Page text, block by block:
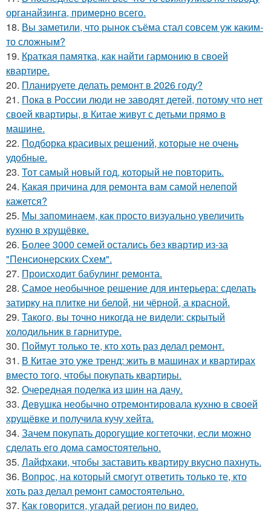
органайзинга, примерно всего.
18. Вы заметили, что рынок съёма стал совсем уж каким-
то сложным?
19. Краткая памятка, как найти гармонию в своей
квартире.
20. Планируете делать ремонт в 2026 году?
21. Пока в России люди не заводят детей, потому что нет
своей квартиры, в Китае живут с детьми прямо в
машине.
22. Подборка красивых решений, которые не очень
удобные.
23. Тот самый новый год, который не повторить.
24. Какая причина для ремонта вам самой нелепой
кажется?
25. Мы запоминаем, как просто визуально увеличить
кухню в хрущёвке.
26. Более 3000 семей остались без квартир из-за
"Пенсионерских Схем".
27. Происходит бабулинг ремонта.
28. Самое необычное решение для интерьера: сделать
затирку на плитке ни белой, ни чёрной, а красной.
29. Такого, вы точно никогда не видели: скрытый
холодильник в гарнитуре.
30. Поймут только те, кто хоть раз делал ремонт.
31. В Китае это уже тренд: жить в машинах и квартирах
вместо того, чтобы покупать квартиры.
32. Очередная поделка из шин на дачу.
33. Девушка необычно отремонтировала кухню в своей
хрущёвке и получила кучу хейта.
34. Зачем покупать дорогущие когтеточки, если можно
сделать его дома самостоятельно.
35. Лайфхаки, чтобы заставить квартиру вкусно пахнуть.
36. Вопрос, на который смогут ответить только те, кто
хоть раз делал ремонт самостоятельно.
37. Как говорится, угадай регион по видео.